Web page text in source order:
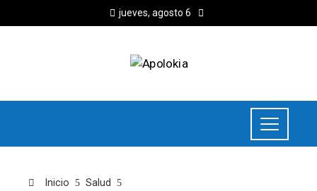
jueves, agosto 6
Inicio
Salud